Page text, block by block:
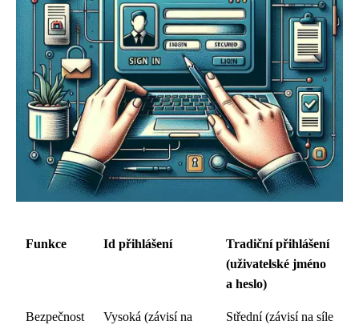
Funkce Id přihlášení
Tradiční přihlášení
(uživatelské jméno
a heslo)
Bezpečnost
Vysoká (závisí na
Střední (závisí na síle